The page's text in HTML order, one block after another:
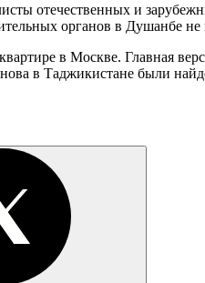
отечественных и
органов в Душанбе
в Москве. Главная
в Таджикистане были